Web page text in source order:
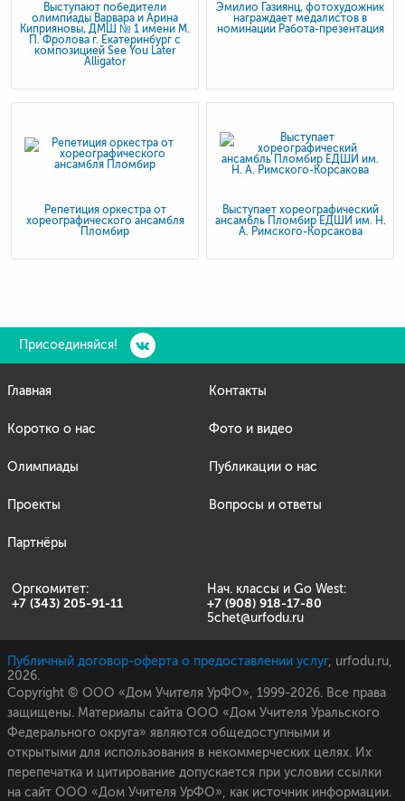
Выступают победители
олимпиады Варвара и Арина
Киприяновы, ДМШ № 1 имени М.
П. Фролова г. Екатеринбург с
композицией See You Later
Alligator
Эмилио Газиянц, фотохудожник
награждает медалистов в
номинации Работа-презентация
Репетиция оркестра от
хореографического ансамбля
Пломбир
Выступает хореографический
ансамбль Пломбир ЕДШИ им. Н.
А. Римского-Корсакова
Присоединяйся!
Главная
Коротко о нас
Олимпиады
Проекты
Партнёры
Контакты
Фото и видео
Публикации о нас
Вопросы и ответы
Оргкомитет: Нач. классы и Go West:
+7 (343) 205-91-11 +7 (908) 918-17-80
5chet@urfodu.ru
Публичный договор-оферта о предоставлении услуг, urfodu.ru,
2026.
Copyright © ООО «Дом Учителя УрФО», 1999-2026. Все права
защищены. Материалы сайта ООО «Дом Учителя Уральского
Федерального округа» являются общедоступными и
открытыми для использования в некоммерческих целях. Их
перепечатка и цитирование допускается при условии ссылки
на сайт ООО «Дом Учителя УрФО», как источник информации.